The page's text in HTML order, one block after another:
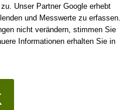
Unser Partner Google erhebt
und Messwerte zu erfassen.
nicht verändern, stimmen Sie
Informationen erhalten Sie in